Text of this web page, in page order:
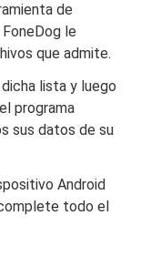
de
le
que admite.
lista y luego
programa
sus datos de su
Android
todo el